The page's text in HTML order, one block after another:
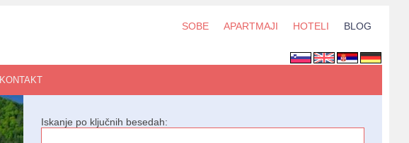
SOBE APARTMAJI HOTELI BLOG
KONTAKT
Iskanje po ključnih besedah: